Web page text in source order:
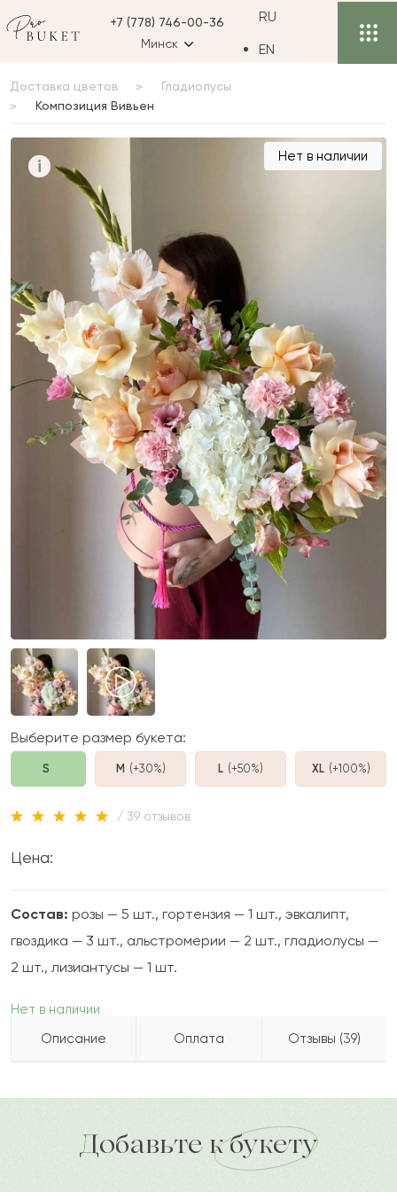
+7 (778) 746-00-36
Минск
RU
EN
Доставка цветов
Гладиолусы
Композиция Вивьен
iКомпозиция Вивьен Нет в наличии
Выберите размер букета:
S M (+30%) L (+50%) XL (+100%)
/ 39 отзывов
Цена:
Состав: розы — 5 шт., гортензия — 1 шт., эвкалипт,
гвоздика — 3 шт., альстромерии — 2 шт., гладиолусы —
2 шт., лизиантусы — 1 шт.
Нет в наличии
Описание
Оплата Отзывы (39)
▫️ Гарантия свежести цветов 7 дней
▫️ Доставка по городу за 60 минут
доставка по городу в течение часа
С 2022-09-21
Сункар
2022-08-29
Добавьте к букету